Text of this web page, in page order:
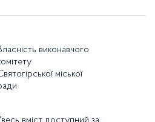
виконавчого
міської
вміст доступний за